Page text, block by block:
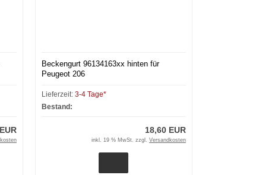
Beckengurt 96134163xx hinten für
Peugeot 206
Lieferzeit: 3-4 Tage*
Bestand:
18,60 EUR
inkl. 19 % MwSt. zzgl. Versandkosten